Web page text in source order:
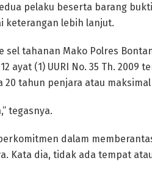
pelaku beserta barang
keterangan lebih lanjut.
tahanan Mako Polres
ayat (1) UURI No. 35 Th. 2009
20 tahun penjara atau
tegasnya.
dalam
Kata dia, tidak ada tempat